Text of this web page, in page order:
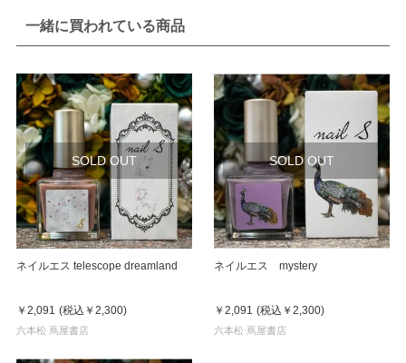
一緒に買われている商品
SOLD OUT
ネイルエス telescope dreamland
￥2,091 (税込 ￥2,300)
六本松 蔦屋書店
SOLD OUT
ネイルエス mystery
￥2,091 (税込 ￥2,300)
六本松 蔦屋書店